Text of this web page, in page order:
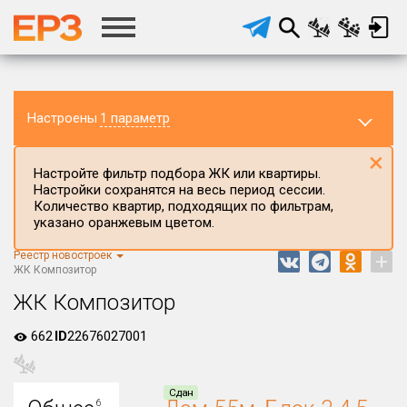
Настроены 1 параметр
Регион ЖК
Все
Населённый пункт
Настройте фильтр подбора ЖК или квартиры.
Настройки сохранятся на весь период сессии.
Количество квартир, подходящих по фильтрам,
указано оранжевым цветом.
×
Реестр новостроек
ЖК Композитор
+
ЖК Композитор
662ID22676027001
6
Сдан